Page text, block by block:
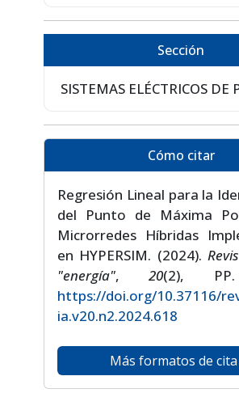
Sección
SISTEMAS ELÉCTRICOS DE
Cómo citar
Regresión Lineal para la
del Punto de Máxima
Microrredes Híbridas
en HYPERSIM. (2024).
"energía",20(2),
https://doi.org/10.37116/
ia.v20.n2.2024.618
Más formatos de cita